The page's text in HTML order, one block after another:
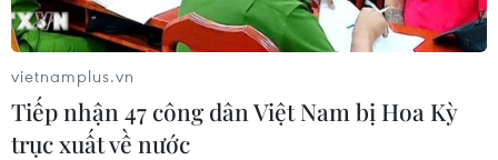
Từ hạt nhân đến eo biển
Hormuz: Đòn bẩy chiến lược mới của
Iran
06/08/2026 04:36
vietnamplus.vn
Tiếp nhận 47 công dân Việt Nam bị Hoa Kỳ
trục xuất về nước